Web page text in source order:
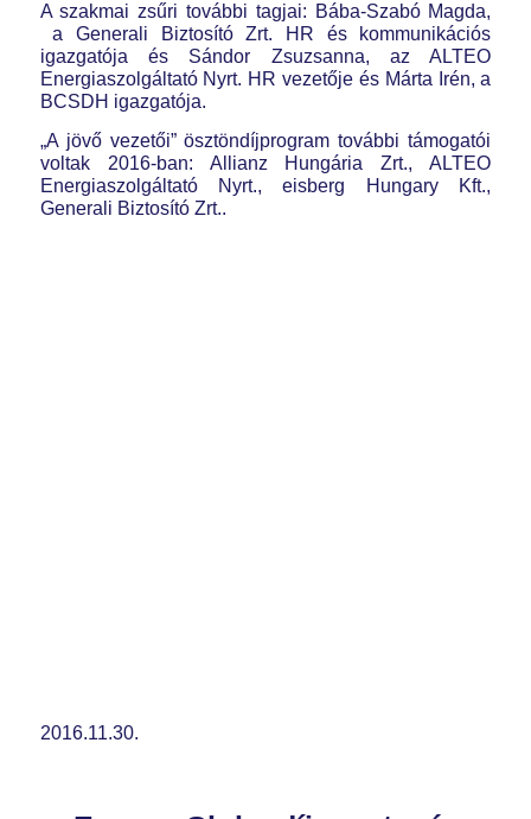
A szakmai zsűri további tagjai: Bába-Szabó Magda,
a Generali Biztosító Zrt. HR és kommunikációs
igazgatója és Sándor Zsuzsanna, az ALTEO
Energiaszolgáltató Nyrt. HR vezetője és Márta Irén, a
BCSDH igazgatója.
„A jövő vezetői” ösztöndíjprogram további támogatói
voltak 2016-ban: Allianz Hungária Zrt., ALTEO
Energiaszolgáltató Nyrt., eisberg Hungary Kft.,
Generali Biztosító Zrt..
2016.11.30.